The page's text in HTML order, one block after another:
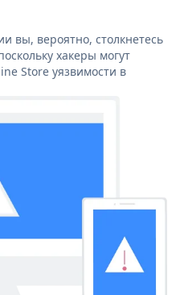
вы, вероятно, столкнетесь
хакеры могут
Store уязвимости в